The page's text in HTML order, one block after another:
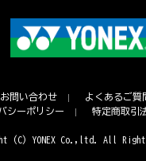
お問い合わせ よくあるご質
シーポリシー
特定商取引
(C) YONEX Co.,ltd. All